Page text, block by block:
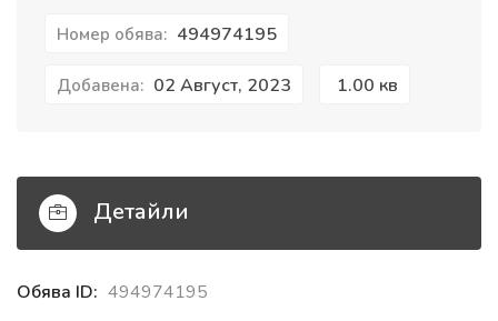
Номер обява: 494974195
Добавена: 02 Август, 2023 1.00 кв
Детайли
Обява ID: 494974195